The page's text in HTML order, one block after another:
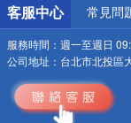
客服中心 常見問
服務時間： 週一至週日
公司地址： 台北市北投區